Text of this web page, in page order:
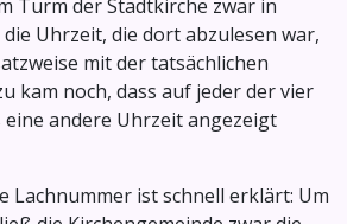
Turm der Stadtkirche zwar in
Uhrzeit, die dort abzulesen war,
mit der tatsächlichen
kam noch, dass auf jeder der vier
andere Uhrzeit angezeigt
Lachnummer ist schnell erklärt: Um